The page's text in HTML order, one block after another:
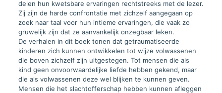
delen hun kwetsbare ervaringen rechtstreeks met de lezer.
Zij zijn de harde confrontatie met zichzelf aangegaan op
zoek naar taal voor hun intieme ervaringen, die vaak zo
gruwelijk zijn dat ze aanvankelijk onzegbaar leken.
De verhalen in dit boek tonen dat getraumatiseerde
kinderen zich kunnen ontwikkelen tot wijze volwassenen
die boven zichzelf zijn uitgestegen. Tot mensen die als
kind geen onvoorwaardelijke liefde hebben gekend, maar
die als volwassenen deze wel blijken te kunnen geven.
Mensen die het slachtofferschap hebben kunnen afleggen